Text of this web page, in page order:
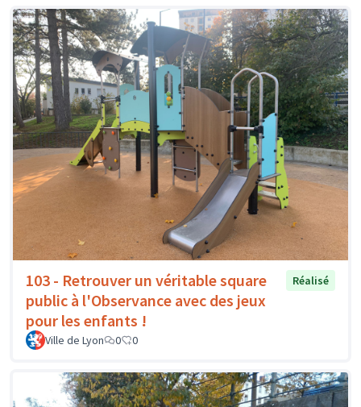
103 - Retrouver un véritable square
public à l'Observance avec des jeux
pour les enfants !
Réalisé
Ville de Lyon 0 0